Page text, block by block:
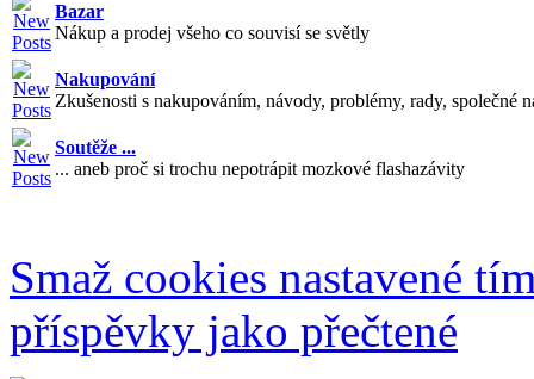
Bazar
Nákup a prodej všeho co souvisí se světly
Nakupování
Zkušenosti s nakupováním, návody, problémy, rady, společné
Soutěže ...
... aneb proč si trochu nepotrápit mozkové flashazávity
Smaž cookies nastavené
příspěvky jako přečtené